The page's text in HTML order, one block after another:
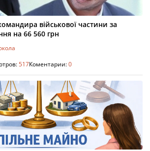
військової частини за
на 66 560 грн
517Коментарии:0